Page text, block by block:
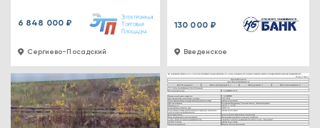
Сергиево-Посадский
6 848 000 ₽
Введенское
130 000 ₽